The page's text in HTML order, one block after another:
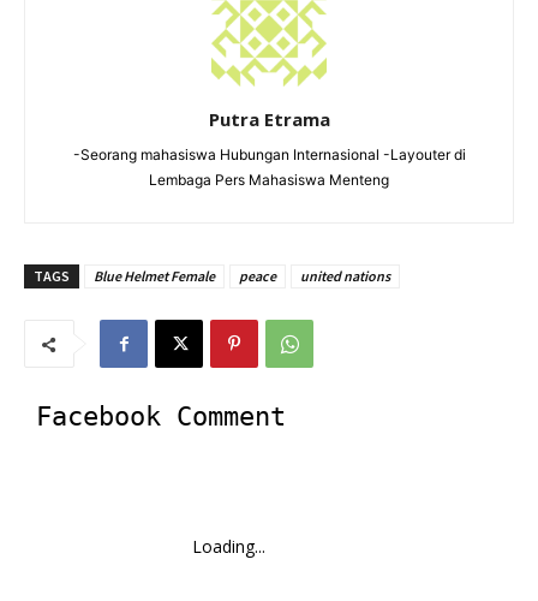
Putra Etrama
-Seorang mahasiswa Hubungan Internasional -Layouter di
Lembaga Pers Mahasiswa Menteng
TAGS Blue Helmet Female peace united nations
Facebook Comment
Loading...